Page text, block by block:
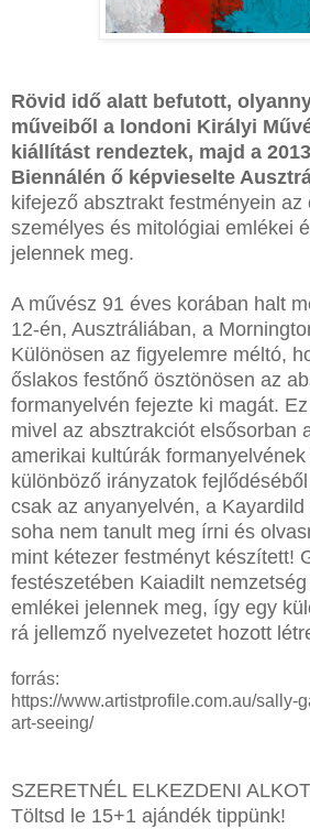
Rövid idő alatt befutott,
műveiből a londoni Királyi
kiállítást rendeztek, majd a
Biennálén ő képvieselte
kifejező absztrakt festményein az
személyes és mitológiai emlékei
jelennek meg.
A művész 91 éves korában halt
12-én, Ausztráliában, a
Különösen az figyelemre méltó,
őslakos festőnő ösztönösen az
formanyelvén fejezte ki magát.
mivel az absztrakciót elsősorban
amerikai kultúrák
különböző irányzatok
csak az anyanyelvén, a
soha nem tanult meg írni és
mint kétezer festményt készített!
festészetében Kaiadilt
emlékei jelennek meg, így egy
rá jellemző nyelvezetet hozott
forrás:
https://www.artistprofile.com.au/sally-
art-seeing/
SZERETNÉL ELKEZDENI
Töltsd le 15+1 ajándék tippünk!